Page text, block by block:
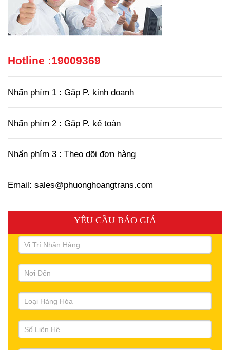
Hotline :19009369
Nhấn phím 1 : Gặp P. kinh doanh
Nhấn phím 2 : Gặp P. kế toán
Nhấn phím 3 : Theo dõi đơn hàng
Email: sales@phuonghoangtrans.com
YÊU CẦU BÁO GIÁ